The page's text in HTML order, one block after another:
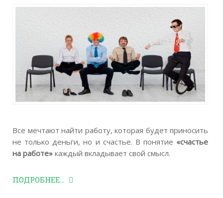
Все мечтают найти работу, которая будет приносить
не только деньги, но и счастье. В понятие «счастье
на работе» каждый вкладывает свой смысл.
ПОДРОБНЕЕ...